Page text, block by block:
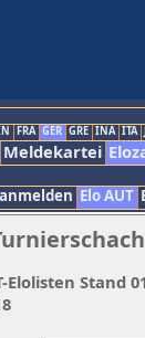
FRA GER GRE INA ITA
Meldekartei
Elo AUT
Elolisten Stand